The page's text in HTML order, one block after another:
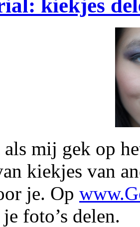
kiekjes
mij gek op
kiekjes van
je. Op
foto’s delen.